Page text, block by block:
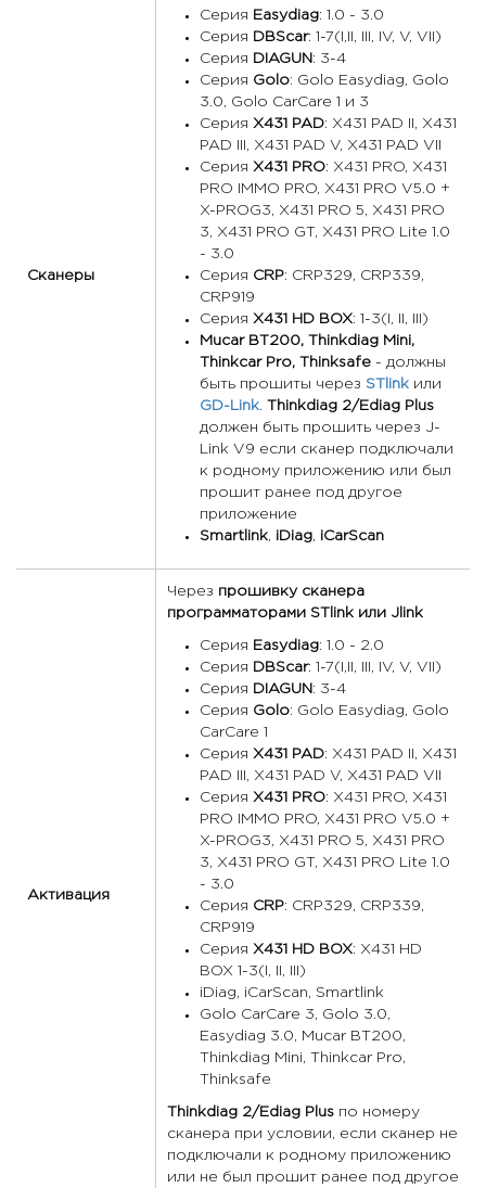
Сканеры
Серия Easydiag: 1.0 - 3.0
Серия DBScar: 1-7(I,II, III, IV, V, VII)
Серия DIAGUN: 3-4
Серия Golo: Golo Easydiag, Golo
3.0, Golo CarCare 1 и 3
Серия X431 PAD: X431 PAD II, X431
PAD III, X431 PAD V, X431 PAD VII
Серия X431 PRO: X431 PRO, X431
PRO IMMO PRO, X431 PRO V5.0 +
X-PROG3, X431 PRO 5, X431 PRO
3, X431 PRO GT, X431 PRO Lite 1.0
- 3.0
Серия CRP: CRP329, CRP339,
CRP919
Серия X431 HD BOX: 1-3(I, II, III)
Mucar BT200, Thinkdiag Mini,
Thinkcar Pro, Thinksafe - должны
быть прошиты через STlink или
GD-Link.
Thinkdiag 2/Ediag Plus
должен быть прошить через J-
Link V9 если сканер подключали
к родному приложению или был
прошит ранее под другое
приложение
Smartlink, iDiag, iCarScan
Активация
Через прошивку сканера
программаторами STlink или Jlink
Серия Easydiag: 1.0 - 2.0
Серия DBScar: 1-7(I,II, III, IV, V, VII)
Серия DIAGUN: 3-4
Серия Golo: Golo Easydiag, Golo
CarCare 1
Серия X431 PAD: X431 PAD II, X431
PAD III, X431 PAD V, X431 PAD VII
Серия X431 PRO: X431 PRO, X431
PRO IMMO PRO, X431 PRO V5.0 +
X-PROG3, X431 PRO 5, X431 PRO
3, X431 PRO GT, X431 PRO Lite 1.0
- 3.0
Серия CRP: CRP329, CRP339,
CRP919
Серия X431 HD BOX: X431 HD
BOX 1-3(I, II, III)
iDiag, iCarScan, Smartlink
Golo CarCare 3, Golo 3.0,
Easydiag 3.0, Mucar BT200,
Thinkdiag Mini, Thinkcar Pro,
Thinksafe
Thinkdiag 2/Ediag Plus по номеру
сканера при условии, если сканер не
подключали к родному приложению
или не был прошит ранее под другое